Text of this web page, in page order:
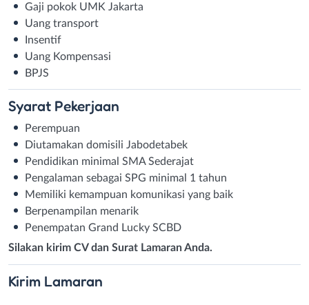
Gaji pokok UMK Jakarta
Uang transport
Insentif
Uang Kompensasi
BPJS
Syarat Pekerjaan
Perempuan
Diutamakan domisili Jabodetabek
Pendidikan minimal SMA Sederajat
Pengalaman sebagai SPG minimal 1 tahun
Memiliki kemampuan komunikasi yang baik
Berpenampilan menarik
Penempatan Grand Lucky SCBD
Silakan kirim CV dan Surat Lamaran Anda.
Kirim Lamaran